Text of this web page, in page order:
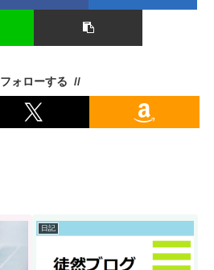
フォローする
日記